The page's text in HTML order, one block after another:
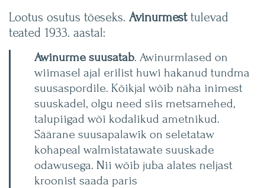
Lootus osutus tõeseks. Avinurmesttulevad
teated 1933. aastal:
Awinurme suusatab. Awinurmlased on
wiimasel ajal erilist huwi hakanud tundma
suusaspordile. Kõikjal wõib näha inimest
suuskadel, olgu need siis metsamehed,
talupiigad wõi kodalikud ametnikud.
Säärane suusapalawik on seletataw
kohapeal walmistatawate suuskade
odawusega. Nii wõib juba alates neljast
kroonist saada paris